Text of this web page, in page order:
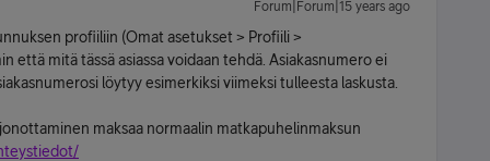
Forum|Forum|15 years ago
profiiliin (Omat asetukset > Profiili >
että mitä tässä asiassa voidaan tehdä. Asiakasnumero ei
löytyy esimerkiksi viimeksi tulleesta laskusta.
maksaa normaalin matkapuhelinmaksun